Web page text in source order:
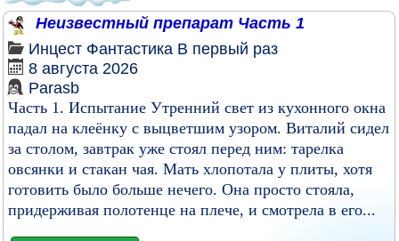
Неизвестный препарат Часть 1
Инцест Фантастика В первый раз
8 августа 2026
Parasb
Часть 1. Испытание Утренний свет из кухонного окна
падал на клеёнку с выцветшим узором. Виталий сидел
за столом, завтрак уже стоял перед ним: тарелка
овсянки и стакан чая. Мать хлопотала у плиты, хотя
готовить было больше нечего. Она просто стояла,
придерживая полотенце на плече, и смотрела в его...